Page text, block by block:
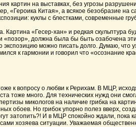
картин на выставках, без угрозы
«Героика Китая», а всякое безобразие на
куклы с блестками, современные
«Гесер-хан» и редкая скульптура
должна была бы быть озабочена
можно писать долго. Думаю, что
к гармонии и говорил что «осознание
к вопросу о любви к Рерихам. В МЦР,
тоже много. Для технических нужд они
микологов на наличие грибка на
обоев. Но грибок упорно полез вверх,
затопить?! И в МЦР спокойно ждали, пока
хозяева ситуации. Уважаемая